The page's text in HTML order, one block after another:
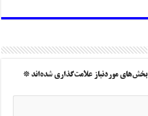
بخش‌های موردنیاز علامت‌گذاری شده‌اند*